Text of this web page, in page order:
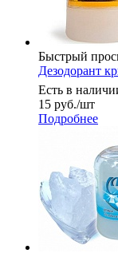
Быстрый
Дезодорант
Есть в
15 руб./шт
Подробнее